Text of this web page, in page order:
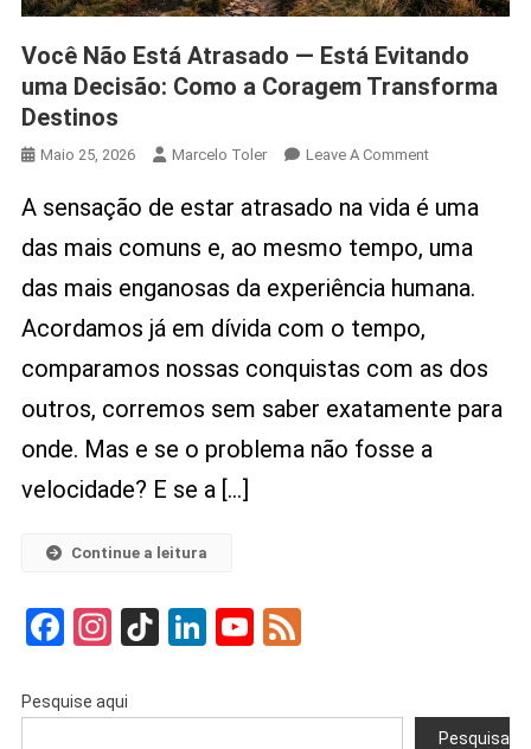
Você Não Está Atrasado — Está Evitando
uma Decisão: Como a Coragem Transforma
Destinos
Maio 25, 2026 Marcelo Toler Leave A CommentOn
Não
Atrasado
—
Uma
Decisão:
Como
A
A sensação de estar atrasado na vida é uma
das mais comuns e, ao mesmo tempo, uma
das mais enganosas da experiência humana.
Acordamos já em dívida com o tempo,
comparamos nossas conquistas com as dos
outros, corremos sem saber exatamente para
onde. Mas e se o problema não fosse a
velocidade? E se a […]
Continue a leitura
Facebook
Instagram
TikTok
LinkedIn
YouTube
Feed
Pesquise aqui
Pesquisar